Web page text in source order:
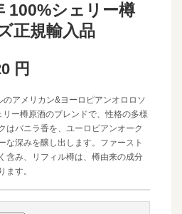
100%シェリー樽
正規輸入品
円
アメリカン&ヨーロピアンオロロソ
ー樽原酒のブレンドで、性格の多様
はバニラ香を、ユーロピアンオーク
な深みを醸し出します。ファースト
含み、リフィル樽は、樽由来の成分
ます。